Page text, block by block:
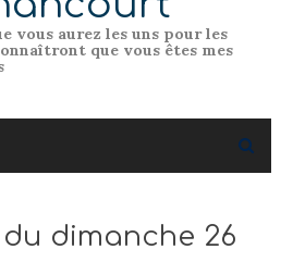
vous aurez les uns pour les
que vous êtes mes
dimanche 26